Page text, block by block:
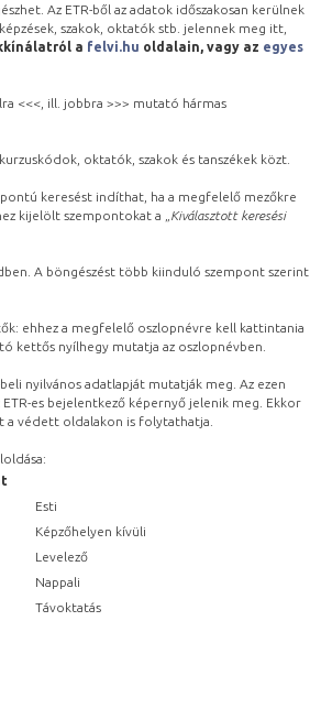
Az ETR-ből az adatok időszakosan kerülnek
szakok, oktatók stb. jelennek meg itt,
a felvi.hu oldalain, vagy az egyes
<<<, ill. jobbra >>> mutató hármas
oktatók, szakok és tanszékek közt.
keresést indíthat, ha a megfelelő mezőkre
kijelölt szempontokat a „ Kiválasztott keresési
A böngészést több kiinduló szempont szerint
ehhez a megfelelő oszlopnévre kell kattintania
kettős nyílhegy mutatja az oszlopnévben.
nyilvános adatlapját mutatják meg. Az ezen
es bejelentkező képernyő jelenik meg. Ekkor
a védett oldalakon is folytathatja.
Esti
Képzőhelyen kívüli
Levelező
Nappali
Távoktatás